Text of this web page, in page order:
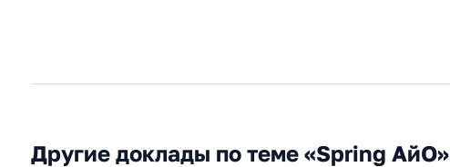
Другие доклады по теме «Spring АйО»